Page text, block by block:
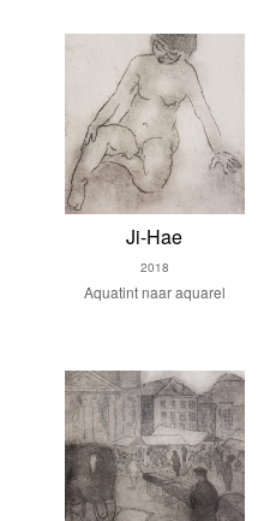
Ji-Hae
2018
Aquatint naar aquarel